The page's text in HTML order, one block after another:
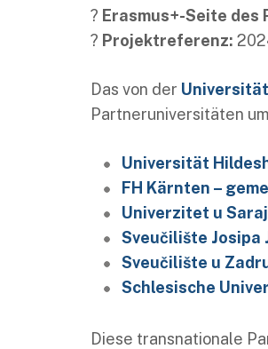
? Erasmus+-Seite des
? Projektreferenz:
Das von der
Partneruniversitäten
Universität
FH Kärnten –
Univerzitet u
Sveučilište Josipa
Sveučilište u
Schlesische
Diese transnationale